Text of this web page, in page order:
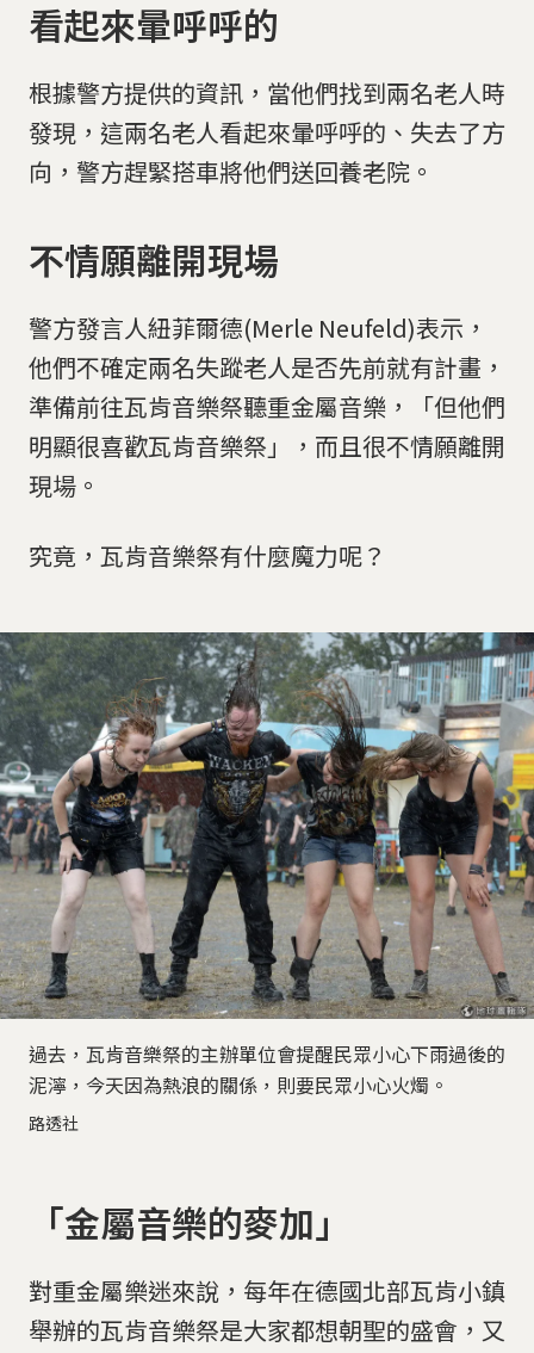
看起來暈呼呼的
根據警方提供的資訊，當他們找到兩名老人時
發現，這兩名老人看起來暈呼呼的、失去了方
向，警方趕緊搭車將他們送回養老院。
不情願離開現場
警方發言人紐菲爾德(Merle Neufeld)表示，
他們不確定兩名失蹤老人是否先前就有計畫，
準備前往瓦肯音樂祭聽重金屬音樂，「但他們
明顯很喜歡瓦肯音樂祭」，而且很不情願離開
現場。
究竟，瓦肯音樂祭有什麼魔力呢？
過去，瓦肯音樂祭的主辦單位會提醒民眾小心下雨過後的
泥濘，今天因為熱浪的關係，則要民眾小心火燭。
路透社
「金屬音樂的麥加」
對重金屬樂迷來說，每年在德國北部瓦肯小鎮
舉辦的瓦肯音樂祭是大家都想朝聖的盛會，又